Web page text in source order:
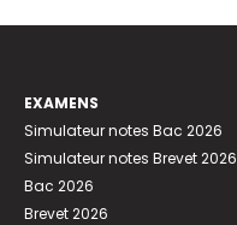
EXAMENS
Simulateur notes Bac 2026
Simulateur notes Brevet 2026
Bac 2026
Brevet 2026